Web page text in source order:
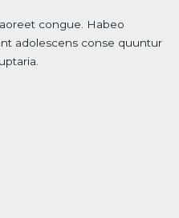
congue. Habeo
adolescens conse quuntur